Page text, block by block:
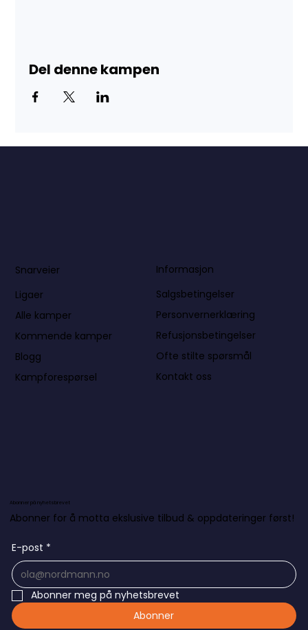
Del denne kampen
Snarveier
Ligaer
Alle kamper
Kommende kamper
Blogg
Kampforespørsel
Informasjon
Salgsbetingelser
Personvernerklæring
Refusjonsbetingelser
Ofte stilte spørsmål
Kontakt oss
Abonner på nyhetsbrevet
Abonner for å motta ekslusive tilbud & oppdateringer først!
E-post *
Abonner meg på nyhetsbrevet
Abonner